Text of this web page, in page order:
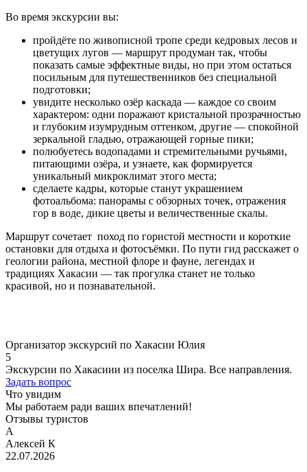
Во время экскурсии вы:
пройдёте по живописной тропе среди кедровых лесов и
цветущих лугов — маршрут продуман так, чтобы
показать самые эффектные виды, но при этом остаться
посильным для путешественников без специальной
подготовки;
увидите несколько озёр каскада — каждое со своим
характером: одни поражают кристальной прозрачностью
и глубоким изумрудным оттенком, другие — спокойной
зеркальной гладью, отражающей горные пики;
полюбуетесь водопадами и стремительными ручьями,
питающими озёра, и узнаете, как формируется
уникальный микроклимат этого места;
сделаете кадры, которые станут украшением
фотоальбома: панорамы с обзорных точек, отражения
гор в воде, дикие цветы и величественные скалы.
Маршрут сочетает поход по гористой местности и короткие
остановки для отдыха и фотосъёмки. По пути гид расскажет о
геологии района, местной флоре и фауне, легендах и
традициях Хакасии — так прогулка станет не только
красивой, но и познавательной.
Организатор экскурсий по Хакасии Юлия
5
Экскурсии по Хакасиии из поселка Шира. Все направления.
Задать вопрос
Что увидим
Мы работаем ради ваших впечатлений!
Отзывы туристов
А
Алексей К
22.07.2026